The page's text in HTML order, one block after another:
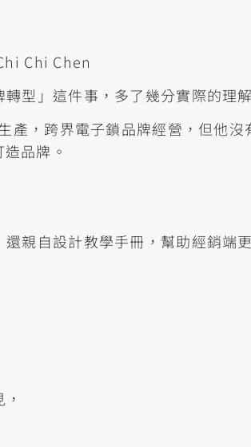
Chi Chen
型」這件事，多了幾分實際的理
產，跨界電子鎖品牌經營，但他沒
品牌。
親自設計教學手冊，幫助經銷端